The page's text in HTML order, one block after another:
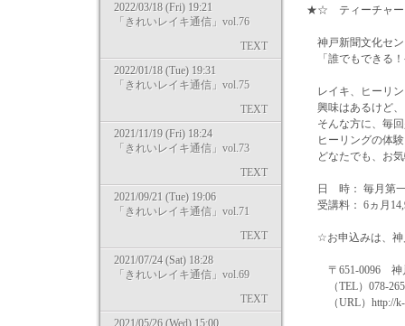
2022/03/18 (Fri) 19:21
「きれいレイキ通信」vol.76
TEXT
2022/01/18 (Tue) 19:31
「きれいレイキ通信」vol.75
TEXT
2021/11/19 (Fri) 18:24
「きれいレイキ通信」vol.73
TEXT
2021/09/21 (Tue) 19:06
「きれいレイキ通信」vol.71
TEXT
2021/07/24 (Sat) 18:28
「きれいレイキ通信」vol.69
TEXT
2021/05/26 (Wed) 15:00
★☆ ティーチャ
神戸新聞文化セ
「誰でもできる！
レイキ、ヒーリ
興味はあるけど
そんな方に、毎回
ヒーリングの体験
どなたでも、お
日 時： 毎月第一
受講料： 6ヵ月
☆お申込みは、神
〒651-0096 神戸
（TEL）
（URL）http://k-